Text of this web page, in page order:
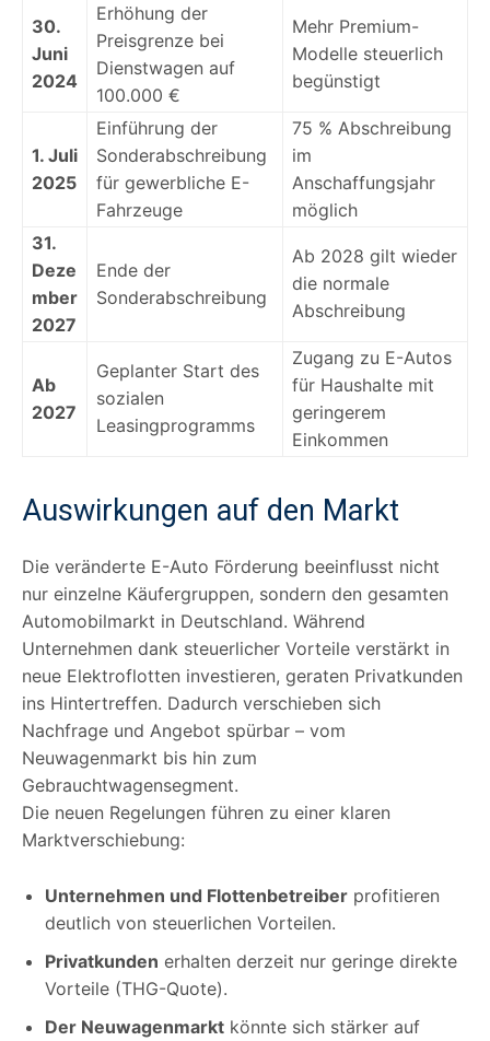
30.
Juni
2024
Erhöhung der
Preisgrenze bei
Dienstwagen auf
100.000 €
Mehr Premium-
Modelle steuerlich
begünstigt
1. Juli
2025
Einführung der
Sonderabschreibung
für gewerbliche E-
Fahrzeuge
75 % Abschreibung
im
Anschaffungsjahr
möglich
31.
Deze
mber
2027
Ende der
Sonderabschreibung
Ab 2028 gilt wieder
die normale
Abschreibung
Ab
2027
Geplanter Start des
sozialen
Leasingprogramms
Zugang zu E-Autos
für Haushalte mit
geringerem
Einkommen
Auswirkungen auf den Markt
Die veränderte E-Auto Förderung beeinflusst nicht
nur einzelne Käufergruppen, sondern den gesamten
Automobilmarkt in Deutschland. Während
Unternehmen dank steuerlicher Vorteile verstärkt in
neue Elektroflotten investieren, geraten Privatkunden
ins Hintertreffen. Dadurch verschieben sich
Nachfrage und Angebot spürbar – vom
Neuwagenmarkt bis hin zum
Gebrauchtwagensegment.
Die neuen Regelungen führen zu einer klaren
Marktverschiebung:
Unternehmen und Flottenbetreiber profitieren
deutlich von steuerlichen Vorteilen.
Privatkunden erhalten derzeit nur geringe direkte
Vorteile (THG-Quote).
Der Neuwagenmarkt könnte sich stärker auf